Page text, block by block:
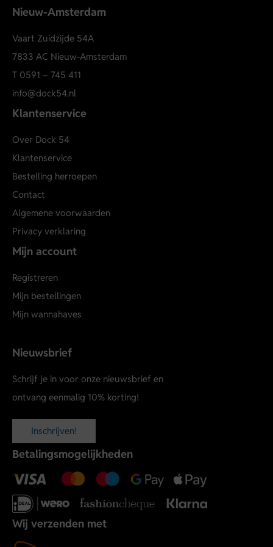
geproduceerd.
Nieuw-Amsterdam
Vaart Zuidzijde 54A
7833 AC Nieuw-Amsterdam
T 0591 – 745 411
info@dock54.nl
Klantenservice
Over Dock 54
Klantenservice
Bestelling herroepen
Contact
Algemene voorwaarden
Privacy verklaring
Mijn account
Registreren
Mijn bestellingen
Mijn wannahaves
Nieuwsbrief
Schrijf je in voor onze nieuwsbrief en
ontvang eenmalig 10% korting!
Inschrijven!
Betalingsmogelijkheden
Wij verzenden met